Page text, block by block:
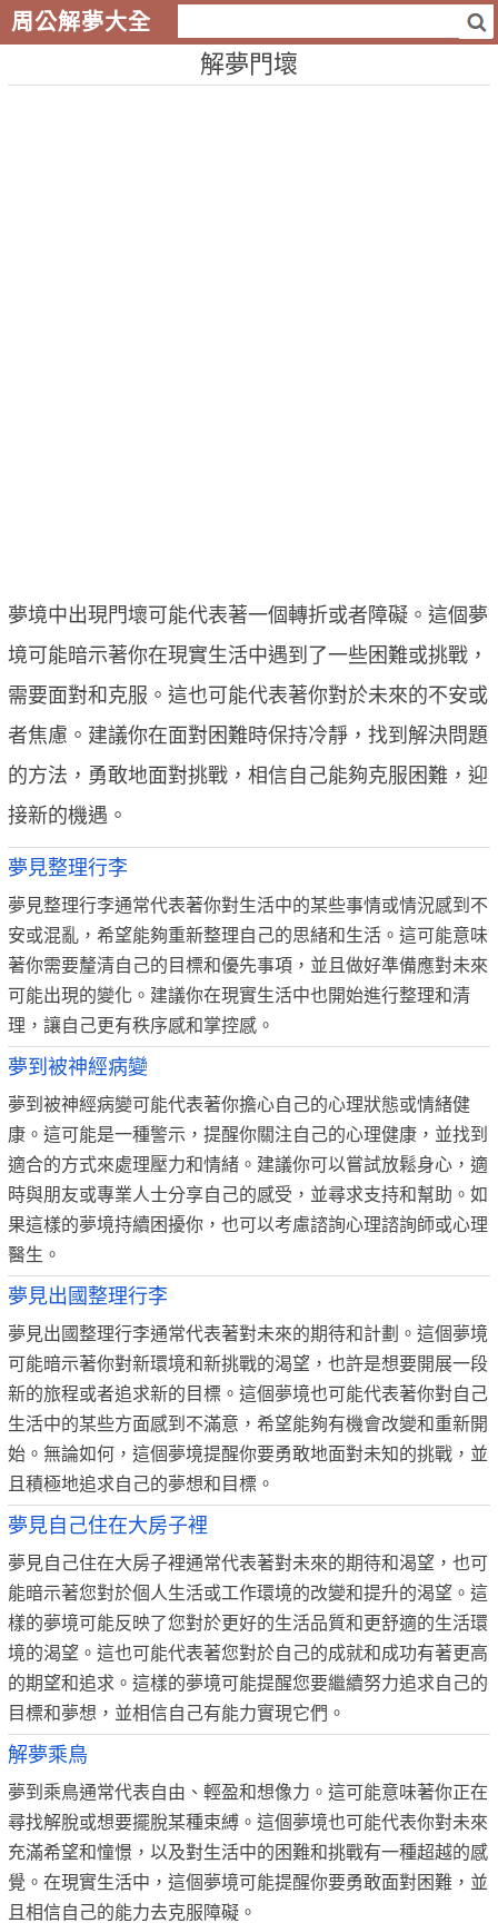
周公解夢大全
解夢門壞
夢境中出現門壞可能代表著一個轉折或者障礙。這個夢
境可能暗示著你在現實生活中遇到了一些困難或挑戰，
需要面對和克服。這也可能代表著你對於未來的不安或
者焦慮。建議你在面對困難時保持冷靜，找到解決問題
的方法，勇敢地面對挑戰，相信自己能夠克服困難，迎
接新的機遇。
夢見整理行李
夢見整理行李通常代表著你對生活中的某些事情或情況感到不
安或混亂，希望能夠重新整理自己的思緒和生活。這可能意味
著你需要釐清自己的目標和優先事項，並且做好準備應對未來
可能出現的變化。建議你在現實生活中也開始進行整理和清
理，讓自己更有秩序感和掌控感。
夢到被神經病變
夢到被神經病變可能代表著你擔心自己的心理狀態或情緒健
康。這可能是一種警示，提醒你關注自己的心理健康，並找到
適合的方式來處理壓力和情緒。建議你可以嘗試放鬆身心，適
時與朋友或專業人士分享自己的感受，並尋求支持和幫助。如
果這樣的夢境持續困擾你，也可以考慮諮詢心理諮詢師或心理
醫生。
夢見出國整理行李
夢見出國整理行李通常代表著對未來的期待和計劃。這個夢境
可能暗示著你對新環境和新挑戰的渴望，也許是想要開展一段
新的旅程或者追求新的目標。這個夢境也可能代表著你對自己
生活中的某些方面感到不滿意，希望能夠有機會改變和重新開
始。無論如何，這個夢境提醒你要勇敢地面對未知的挑戰，並
且積極地追求自己的夢想和目標。
夢見自己住在大房子裡
夢見自己住在大房子裡通常代表著對未來的期待和渴望，也可
能暗示著您對於個人生活或工作環境的改變和提升的渴望。這
樣的夢境可能反映了您對於更好的生活品質和更舒適的生活環
境的渴望。這也可能代表著您對於自己的成就和成功有著更高
的期望和追求。這樣的夢境可能提醒您要繼續努力追求自己的
目標和夢想，並相信自己有能力實現它們。
解夢乘鳥
夢到乘鳥通常代表自由、輕盈和想像力。這可能意味著你正在
尋找解脫或想要擺脫某種束縛。這個夢境也可能代表你對未來
充滿希望和憧憬，以及對生活中的困難和挑戰有一種超越的感
覺。在現實生活中，這個夢境可能提醒你要勇敢面對困難，並
且相信自己的能力去克服障礙。